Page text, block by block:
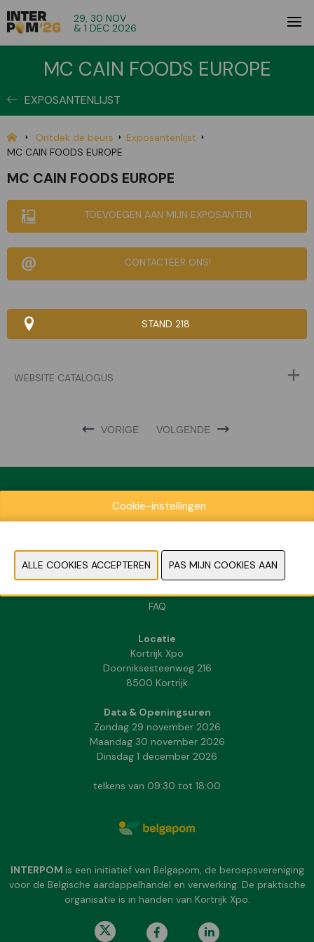
29, 30 NOV
& 1 DEC 2026
MC CAIN FOODS EUROPE
EXPOSANTENLIJST
Ontdek de beurs
Exposantenlijst
MC CAIN FOODS EUROPE
MC CAIN FOODS EUROPE
TOEVOEGEN AAN MIJN EXPOSANTEN
CONTACTEER ONS!
STAND 218
WEBSITE CATALOGUS
VORIGE VOLGENDE
Exposantenlijst
Contact
Pers- en beeldmateriaal
FAQ
Locatie
Kortrijk Xpo
Doorniksesteenweg 216
8500 Kortrijk
Data & Openingsuren
Zondag 29 november 2026
Maandag 30 november 2026
Dinsdag 1 december 2026
telkens van 09:30 tot 18:00
INTERPOM is een initiatief van Belgapom, de beroepsvereniging
voor de Belgische aardappelhandel en verwerking. De praktische
organisatie is in handen van Kortrijk Xpo.
Cookie-instellingen